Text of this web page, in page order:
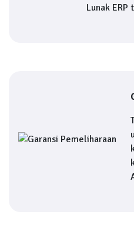
Lunak